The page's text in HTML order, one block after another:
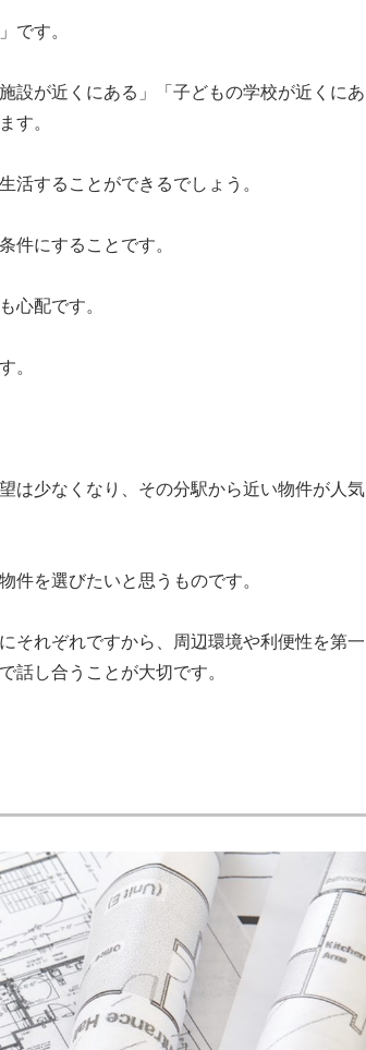
です。
設が近くにある」「子どもの学校が近くにあ
す。
活することができるでしょう。
件にすることです。
心配です。
。
は少なくなり、その分駅から近い物件が人気
を選びたいと思うものです。
それぞれですから、周辺環境や利便性を第一
話し合うことが大切です。